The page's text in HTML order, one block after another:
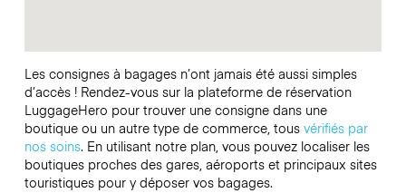
Les consignes à bagages n’ont jamais été aussi simples
d’accès ! Rendez-vous sur la plateforme de réservation
LuggageHero pour trouver une consigne dans une
boutique ou un autre type de commerce, tous vérifiés par
nos soins. En utilisant notre plan, vous pouvez localiser les
boutiques proches des gares, aéroports et principaux sites
touristiques pour y déposer vos bagages.